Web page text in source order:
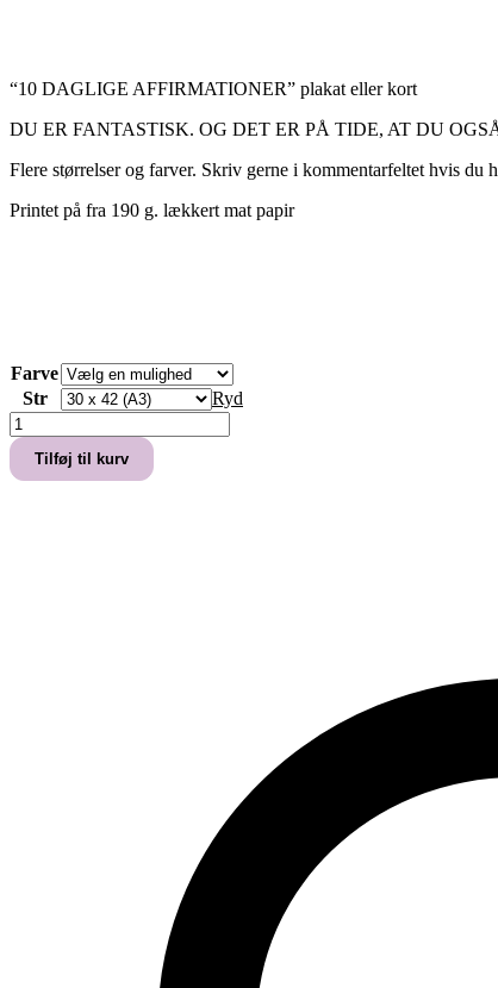
“10 DAGLIGE AFFIRMATIONER” plakat eller kort
DU ER FANTASTISK. OG DET ER PÅ TIDE, AT DU
Flere størrelser og farver. Skriv gerne i kommentarfeltet hvis du
Printet på fra 190 g. lækkert mat papir
Farve
Str
Ryd
"10
DAGLIGE
AFFIRMATIONER"
PLAKAT
Tilføj til kurv